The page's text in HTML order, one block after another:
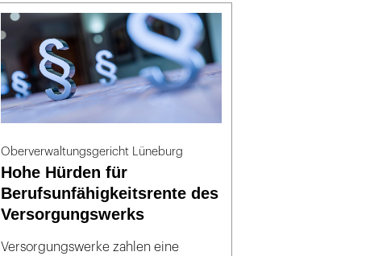
Oberverwaltungsgericht Lüneburg
Hohe Hürden für
Berufsunfähigkeitsrente des
Versorgungswerks
Versorgungswerke zahlen eine